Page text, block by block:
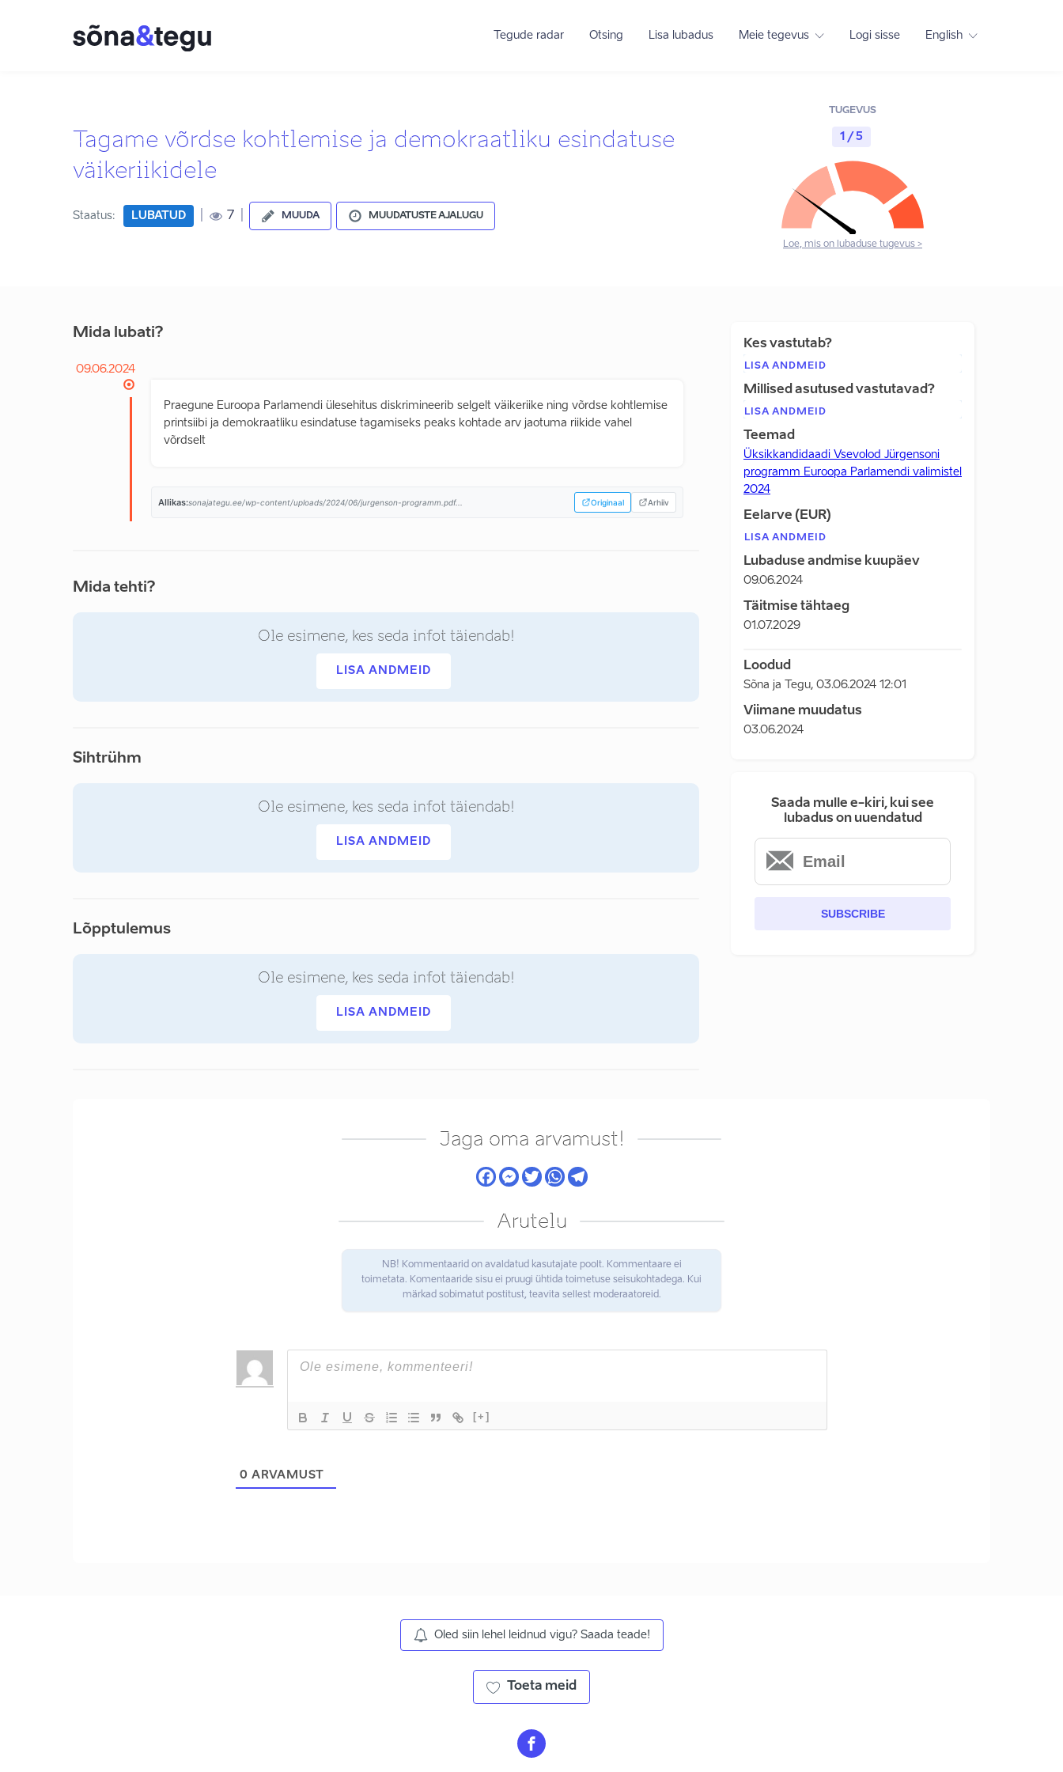
Tegude radar Otsing Lisa lubadus Meie tegevus Logi sisse English
Tagame võrdse kohtlemise ja demokraatliku esindatuse
väikeriikidele
Staatus: LUBATUD 7 MUUDA MUUDATUSTE AJALUGU
TUGEVUS
1 / 5
Loe, mis on lubaduse tugevus >
Mida lubati?
09.06.2024
Praegune Euroopa Parlamendi ülesehitus diskrimineerib selgelt väikeriike ning võrdse kohtlemise
printsiibi ja demokraatliku esindatuse tagamiseks peaks kohtade arv jaotuma riikide vahel
võrdselt
Allikas:sonajategu.ee/wp-content/uploads/2024/06/jurgenson-programm.pdf... Originaal Arhiiv
Mida tehti?
Ole esimene, kes seda infot täiendab!
LISA ANDMEID
Sihtrühm
Ole esimene, kes seda infot täiendab!
LISA ANDMEID
Lõpptulemus
Ole esimene, kes seda infot täiendab!
LISA ANDMEID
Kes vastutab?
LISA ANDMEID
Millised asutused vastutavad?
LISA ANDMEID
Teemad
Üksikkandidaadi Vsevolod Jürgensoni
programm Euroopa Parlamendi valimistel
2024
Eelarve (EUR)
LISA ANDMEID
Lubaduse andmise kuupäev
09.06.2024
Täitmise tähtaeg
01.07.2029
Loodud
Sõna ja Tegu, 03.06.2024 12:01
Viimane muudatus
03.06.2024
Saada mulle e-kiri, kui see
lubadus on uuendatud
SUBSCRIBE
Jaga oma arvamust!
Arutelu
NB! Kommentaarid on avaldatud kasutajate poolt. Kommentaare ei
toimetata. Komentaaride sisu ei pruugi ühtida toimetuse seisukohtadega. Kui
märkad sobimatut postitust, teavita sellest moderaatoreid.
[+]
0 ARVAMUST
Oled siin lehel leidnud vigu? Saada teade!
Toeta meid